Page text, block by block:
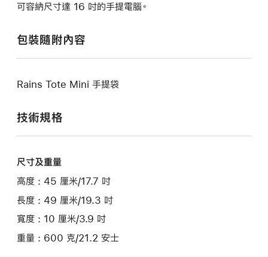
可容納尺寸達 16 吋的手提電腦。
包裝隨附內容
Rains Tote Mini 手提袋
技術規格
尺寸及重量
高度 : 45 厘米/17.7 吋
長度 : 49 厘米/19.3 吋
寬度 : 10 厘米/3.9 吋
重量 : 600 克/21.2 安士